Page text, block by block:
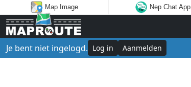
Map Image Nep Chat App
Je bent niet ingelogd. Log in Aanmelden